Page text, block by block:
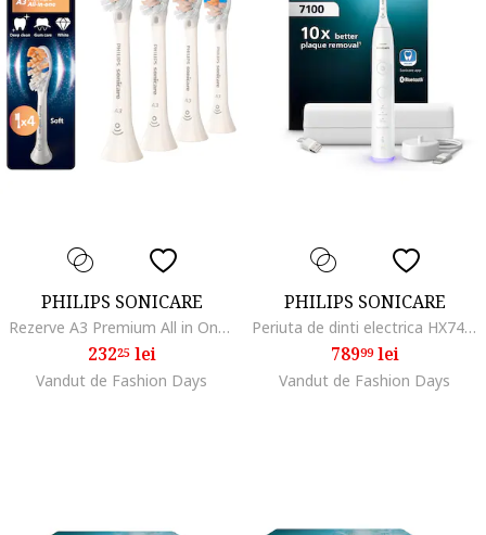
PHILIPS SONICARE
Rezerve A3 Premium All in One HX9094/87, pachet de 4 capete de periere standard, sincronizarea modurilor BrushSync, Alb
23225lei
Vandut de Fashion Days
PHILIPS SONICARE
Periuta de dinti electrica HX7420/01, 62.000 miscari/minut, conectata la apilcatie, autonomie 21 zile, 4 mod de periere,3 intensitati, senzor presiune luminos, functia BrushSync, capat de periere GumCare, toc functie incarcare, alb
78999lei
Vandut de Fashion Days